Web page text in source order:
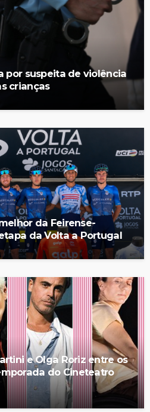
por suspeita de violência
crianças
da Feirense-
da Volta a Portugal
e Olga Roriz entre os
do Cineteatro